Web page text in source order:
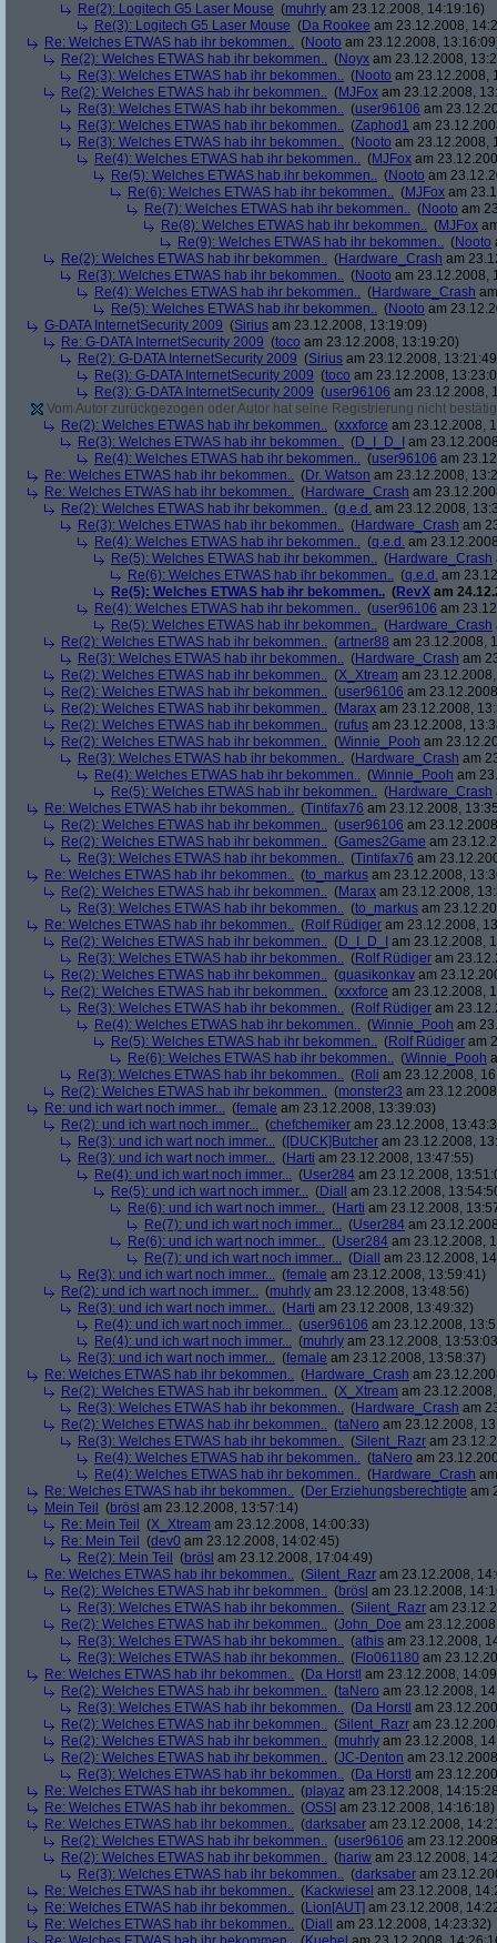
Re(2): Logitech G5 Laser Mouse (muhrly am 23.12.2008, 14:19:16)
Re(3): Logitech G5 Laser Mouse (Da Rookee am 23.12.2008,
Re: Welches ETWAS hab ihr bekommen.. (Nooto am 23.12.2008,
Re(2): Welches ETWAS hab ihr bekommen.. (Noyx am 23.12.2008,
Re(3): Welches ETWAS hab ihr bekommen.. (Nooto am 23.12.2008,
Re(2): Welches ETWAS hab ihr bekommen.. (MJFox am 23.12.2008,
Re(3): Welches ETWAS hab ihr bekommen.. (user96106 am
Re(3): Welches ETWAS hab ihr bekommen.. (Zaphod1 am
Re(3): Welches ETWAS hab ihr bekommen.. (Nooto am 23.12.2008,
Re(4): Welches ETWAS hab ihr bekommen.. (MJFox am
Re(5): Welches ETWAS hab ihr bekommen.. (Nooto am
Re(6): Welches ETWAS hab ihr bekommen.. (MJFox am
Re(7): Welches ETWAS hab ihr bekommen.. (Nooto am
Re(8): Welches ETWAS hab ihr bekommen.. (MJFox
Re(9): Welches ETWAS hab ihr bekommen.. (Nooto
Re(2): Welches ETWAS hab ihr bekommen.. (Hardware_Crash am
Re(3): Welches ETWAS hab ihr bekommen.. (Nooto am 23.12.2008,
Re(4): Welches ETWAS hab ihr bekommen.. (Hardware_Crash
Re(5): Welches ETWAS hab ihr bekommen.. (Nooto am
G-DATA InternetSecurity 2009 (Sirius am 23.12.2008, 13:19:09)
Re: G-DATA InternetSecurity 2009 (toco am 23.12.2008, 13:19:20)
Re(2): G-DATA InternetSecurity 2009 (Sirius am 23.12.2008,
Re(3): G-DATA InternetSecurity 2009 (toco am 23.12.2008,
Re(3): G-DATA InternetSecurity 2009 (user96106 am 23.12.2008,
Vom Autor zurückgezogen oder Autor hat seine Registrierung nicht
Re(2): Welches ETWAS hab ihr bekommen.. (xxxforce am 23.12.2008,
Re(3): Welches ETWAS hab ihr bekommen.. (D_I_D_I
am
Re(4): Welches ETWAS hab ihr bekommen.. (user96106 am
Re: Welches ETWAS hab ihr bekommen.. (Dr. Watson am 23.12.2008,
Re: Welches ETWAS hab ihr bekommen.. (Hardware_Crash am
Re(2): Welches ETWAS hab ihr bekommen.. (q.e.d. am 23.12.2008,
Re(3): Welches ETWAS hab ihr bekommen.. (Hardware_Crash am
Re(4): Welches ETWAS hab ihr bekommen.. (q.e.d. am
Re(5): Welches ETWAS hab ihr bekommen.. (Hardware_Crash
Re(6): Welches ETWAS hab ihr bekommen.. (q.e.d. am
Re(5): Welches ETWAS hab ihr bekommen.. (RevX am
Re(4): Welches ETWAS hab ihr bekommen.. (user96106 am
Re(5): Welches ETWAS hab ihr bekommen.. (Hardware_Crash
Re(2): Welches ETWAS hab ihr bekommen.. (artner88 am 23.12.2008,
Re(3): Welches ETWAS hab ihr bekommen.. (Hardware_Crash am
Re(2): Welches ETWAS hab ihr bekommen.. (X_Xtream am
Re(2): Welches ETWAS hab ihr bekommen.. (user96106 am
Re(2): Welches ETWAS hab ihr bekommen.. (Marax am 23.12.2008,
Re(2): Welches ETWAS hab ihr bekommen.. (rufus am 23.12.2008,
Re(2): Welches ETWAS hab ihr bekommen.. (Winnie_Pooh am
Re(3): Welches ETWAS hab ihr bekommen.. (Hardware_Crash am
Re(4): Welches ETWAS hab ihr bekommen.. (Winnie_Pooh am
Re(5): Welches ETWAS hab ihr bekommen.. (Hardware_Crash
Re: Welches ETWAS hab ihr bekommen.. (Tintifax76 am 23.12.2008,
Re(2): Welches ETWAS hab ihr bekommen.. (user96106 am
Re(2): Welches ETWAS hab ihr bekommen.. (Games2Game am
Re(3): Welches ETWAS hab ihr bekommen.. (Tintifax76 am
Re: Welches ETWAS hab ihr bekommen.. (to_markus am 23.12.2008,
Re(2): Welches ETWAS hab ihr bekommen.. (Marax am 23.12.2008,
Re(3): Welches ETWAS hab ihr bekommen.. (to_markus am
Re: Welches ETWAS hab ihr bekommen.. (Rolf Rüdiger am 23.12.2008,
Re(2): Welches ETWAS hab ihr bekommen.. (D_I_D_I
am 23.12.2008,
Re(3): Welches ETWAS hab ihr bekommen.. (Rolf Rüdiger am
Re(2): Welches ETWAS hab ihr bekommen.. (quasikonkav am
Re(2): Welches ETWAS hab ihr bekommen.. (xxxforce am 23.12.2008,
Re(3): Welches ETWAS hab ihr bekommen.. (Rolf Rüdiger am
Re(4): Welches ETWAS hab ihr bekommen.. (Winnie_Pooh am
Re(5): Welches ETWAS hab ihr bekommen.. (Rolf Rüdiger am
Re(6): Welches ETWAS hab ihr bekommen.. (Winnie_Pooh
Re(3): Welches ETWAS hab ihr bekommen.. (Roli am 23.12.2008,
Re(2): Welches ETWAS hab ihr bekommen.. (monster23 am
Re: und ich wart noch immer... (female am 23.12.2008, 13:39:03)
Re(2): und ich wart noch immer... (chefchemiker am 23.12.2008,
Re(3): und ich wart noch immer... ([DUCK]Butcher am 23.12.2008,
Re(3): und ich wart noch immer... (Harti am 23.12.2008, 13:47:55)
Re(4): und ich wart noch immer... (User284 am 23.12.2008,
Re(5): und ich wart noch immer... (Diall
am 23.12.2008,
Re(6): und ich wart noch immer... (Harti am 23.12.2008,
Re(7): und ich wart noch immer... (User284 am
Re(6): und ich wart noch immer... (User284 am 23.12.2008,
Re(7): und ich wart noch immer... (Diall
am 23.12.2008,
Re(3): und ich wart noch immer... (female am 23.12.2008, 13:59:41)
Re(2): und ich wart noch immer... (muhrly am 23.12.2008, 13:48:56)
Re(3): und ich wart noch immer... (Harti am 23.12.2008, 13:49:32)
Re(4): und ich wart noch immer... (user96106 am 23.12.2008,
Re(4): und ich wart noch immer... (muhrly am 23.12.2008,
Re(3): und ich wart noch immer... (female am 23.12.2008, 13:58:37)
Re: Welches ETWAS hab ihr bekommen.. (Hardware_Crash am
Re(2): Welches ETWAS hab ihr bekommen.. (X_Xtream am
Re(3): Welches ETWAS hab ihr bekommen.. (Hardware_Crash am
Re(2): Welches ETWAS hab ihr bekommen.. (taNero am 23.12.2008,
Re(3): Welches ETWAS hab ihr bekommen.. (Silent_Razr am
Re(4): Welches ETWAS hab ihr bekommen.. (taNero am
Re(4): Welches ETWAS hab ihr bekommen.. (Hardware_Crash
Re: Welches ETWAS hab ihr bekommen.. (Der Erziehungsberechtigte am
Mein Teil
(brösl am 23.12.2008, 13:57:14)
Re: Mein Teil
(X_Xtream am 23.12.2008, 14:00:33)
Re: Mein Teil
(dev0 am 23.12.2008, 14:02:45)
Re(2): Mein Teil
(brösl am 23.12.2008, 17:04:49)
Re: Welches ETWAS hab ihr bekommen.. (Silent_Razr am 23.12.2008,
Re(2): Welches ETWAS hab ihr bekommen.. (brösl am 23.12.2008,
Re(3): Welches ETWAS hab ihr bekommen.. (Silent_Razr am
Re(2): Welches ETWAS hab ihr bekommen.. (John_Doe am
Re(3): Welches ETWAS hab ihr bekommen.. (athis am 23.12.2008,
Re(3): Welches ETWAS hab ihr bekommen.. (Flo061180 am
Re: Welches ETWAS hab ihr bekommen.. (Da Horstl am 23.12.2008,
Re(2): Welches ETWAS hab ihr bekommen.. (taNero am 23.12.2008,
Re(3): Welches ETWAS hab ihr bekommen.. (Da Horstl am
Re(2): Welches ETWAS hab ihr bekommen.. (Silent_Razr am
Re(2): Welches ETWAS hab ihr bekommen.. (muhrly am 23.12.2008,
Re(2): Welches ETWAS hab ihr bekommen.. (JC-Denton am
Re(3): Welches ETWAS hab ihr bekommen.. (Da Horstl am
Re: Welches ETWAS hab ihr bekommen.. (playaz am 23.12.2008,
Re: Welches ETWAS hab ihr bekommen.. (OSSI am 23.12.2008, 14:16:18)
Re: Welches ETWAS hab ihr bekommen.. (darksaber am 23.12.2008,
Re(2): Welches ETWAS hab ihr bekommen.. (user96106 am
Re(2): Welches ETWAS hab ihr bekommen.. (hariw am 23.12.2008,
Re(3): Welches ETWAS hab ihr bekommen.. (darksaber am
Re: Welches ETWAS hab ihr bekommen.. (Kackwiesel am 23.12.2008,
Re: Welches ETWAS hab ihr bekommen.. (Lion[AUT] am 23.12.2008,
Re: Welches ETWAS hab ihr bekommen.. (Diall
am 23.12.2008, 14:23:32)